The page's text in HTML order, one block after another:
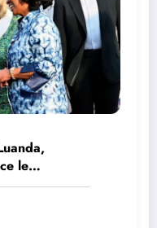
le
d’Ivoire en